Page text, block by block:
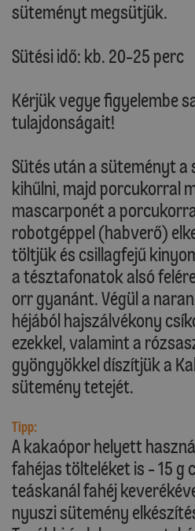
süteményt megsütjük.
Sütési idő: kb. 20-25 perc
Kérjük vegye figyelembe
tulajdonságait!
Sütés után a süteményt
kihűlni, majd porcukorral
mascarponét a
robotgéppel (habverő)
töltjük és csillagfejű
a tésztafonatok alsó
orr gyanánt. Végül a
héjából hajszálvékony
ezekkel, valamint a
gyöngyökkel díszítjük a
sütemény tetejét.
Tipp:
A kakaópor helyett
fahéjas tölteléket is - 15 g
teáskanál fahéj
nyuszi sütemény